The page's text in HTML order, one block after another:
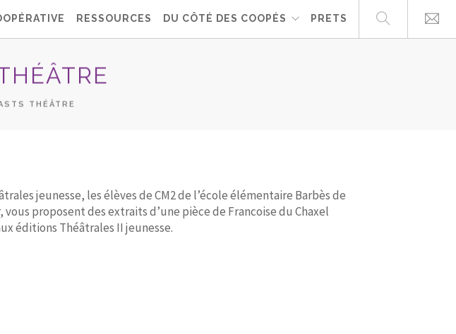
RESSOURCES DU CÔTÉ DES COOPÉS PRETS
THÉÂTRE
jeunesse, les élèves de CM2 de l’école élémentaire Barbès de
vous proposent des extraits d’une pièce de Francoise du Chaxel
éditions Théâtrales II jeunesse.